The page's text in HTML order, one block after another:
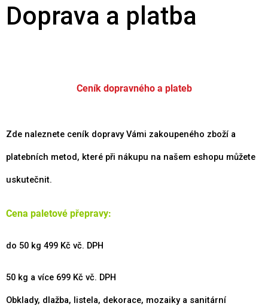
Doprava a platba
Ceník dopravného a plateb
Zde naleznete ceník dopravy Vámi zakoupeného zboží a
platebních metod, které při nákupu na našem eshopu můžete
uskutečnit.
Cena paletové přepravy:
do 50 kg 499 Kč vč. DPH
50 kg a více 699 Kč vč. DPH
Obklady, dlažba, listela, dekorace, mozaiky a sanitární